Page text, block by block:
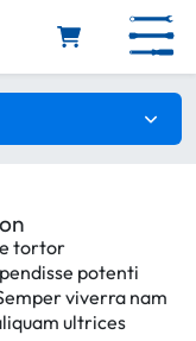
tortor
potenti
viverra nam
ultrices